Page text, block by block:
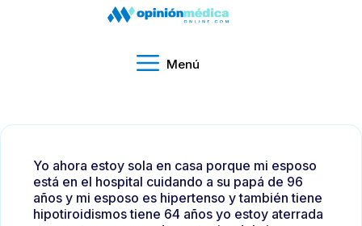
Menú
Yo ahora estoy sola en casa porque mi esposo
está en el hospital cuidando a su papá de 96
años y mi esposo es hipertenso y también tiene
hipotiroidismos tiene 64 años yo estoy aterrada